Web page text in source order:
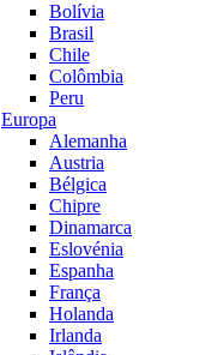
Bolívia
Brasil
Chile
Colômbia
Peru
Europa
Alemanha
Austria
Bélgica
Chipre
Dinamarca
Eslovénia
Espanha
França
Holanda
Irlanda